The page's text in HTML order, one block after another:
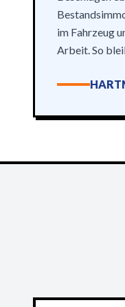
im Fahrzeug
Arbeit. So